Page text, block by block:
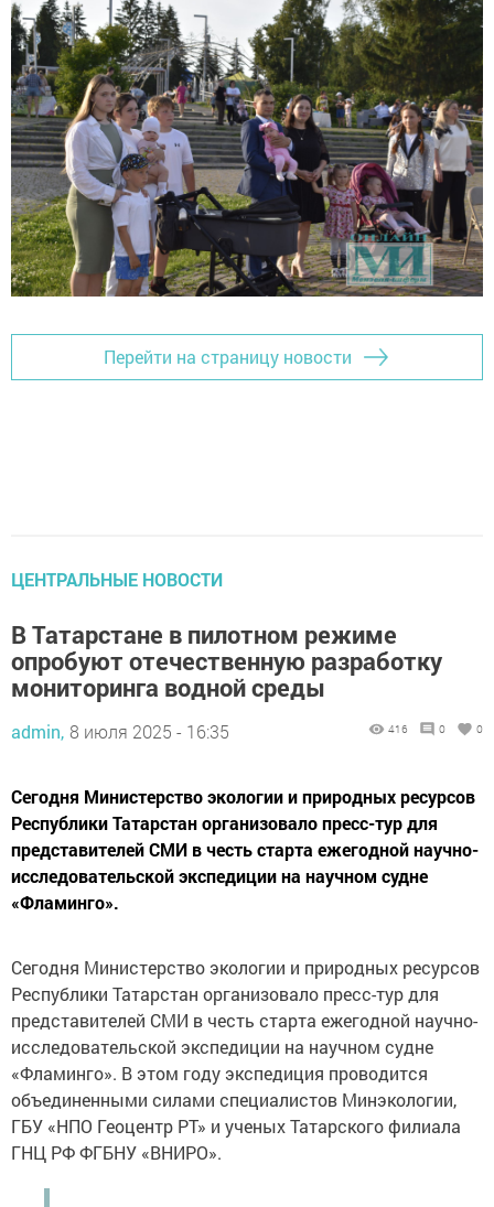
Перейти на страницу новости
ЦЕНТРАЛЬНЫЕ НОВОСТИ
В Татарстане в пилотном режиме
опробуют отечественную разработку
мониторинга водной среды
admin, 8 июля 2025 - 16:35 416 0 0
Сегодня Министерство экологии и природных ресурсов
Республики Татарстан организовало пресс-тур для
представителей СМИ в честь старта ежегодной научно-
исследовательской экспедиции на научном судне
«Фламинго».
Сегодня Министерство экологии и природных ресурсов
Республики Татарстан организовало пресс-тур для
представителей СМИ в честь старта ежегодной научно-
исследовательской экспедиции на научном судне
«Фламинго». В этом году экспедиция проводится
объединенными силами специалистов Минэкологии,
ГБУ «НПО Геоцентр РТ» и ученых Татарского филиала
ГНЦ РФ ФГБНУ «ВНИРО».